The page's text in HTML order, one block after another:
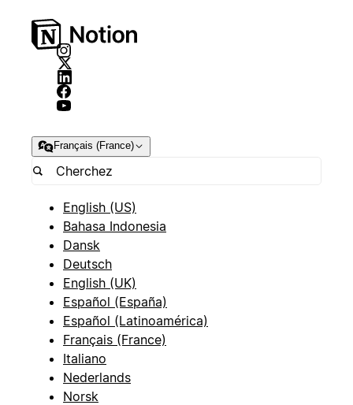
Français (France)
English (US)
Bahasa Indonesia
Dansk
Deutsch
English (UK)
Español (España)
Español (Latinoamérica)
Français (France)
Italiano
Nederlands
Norsk